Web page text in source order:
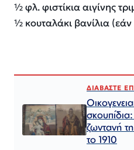
½ φλ. φιστίκια αιγίνης
½ κουταλάκι βανίλια (εάν
ΔΙΑΒΑΣΤΕ
ζωντανή
το 1910